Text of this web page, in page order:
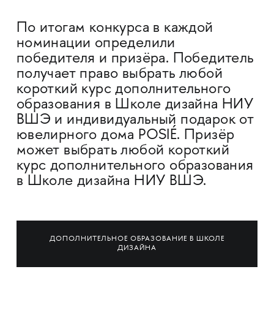
По итогам конкурса в каждой
номинации определили
победителя и призёра. Победитель
получает право выбрать любой
короткий курс дополнительного
образования в Школе дизайна НИУ
ВШЭ и индивидуальный подарок от
ювелирного дома POSIÉ. Призёр
может выбрать любой короткий
курс дополнительного образования
в Школе дизайна НИУ ВШЭ.
ДОПОЛНИТЕЛЬНОЕ ОБРАЗОВАНИЕ В ШКОЛЕ
ДИЗАЙНА